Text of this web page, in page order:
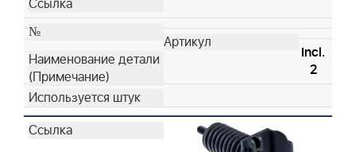
Incl.
2